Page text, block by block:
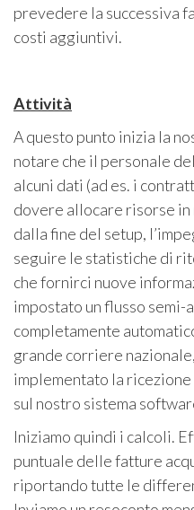
prevedere la successiva
costi aggiuntivi.
Attività
A questo punto inizia la
notare che il personale
alcuni dati (ad es. i
dovere allocare risorse in
dalla fine del setup,
seguire le statistiche di
che fornirci nuove
impostato un flusso semi-
completamente
grande corriere
implementato la
sul nostro sistema
Iniziamo quindi i calcoli.
puntuale delle fatture
riportando tutte le